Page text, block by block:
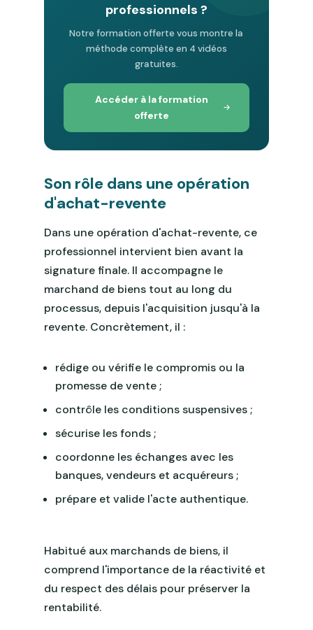
professionnels ?
Notre formation offerte vous montre la
méthode complète en 4 vidéos
gratuites.
Accéder à la formation
offerte
Son rôle dans une opération
d'achat-revente
Dans une opération d'achat-revente, ce
professionnel intervient bien avant la
signature finale. Il accompagne le
marchand de biens tout au long du
processus, depuis l'acquisition jusqu'à la
revente. Concrètement, il :
rédige ou vérifie le compromis ou la
promesse de vente ;
contrôle les conditions suspensives ;
sécurise les fonds ;
coordonne les échanges avec les
banques, vendeurs et acquéreurs ;
prépare et valide l'acte authentique.
Habitué aux marchands de biens, il
comprend l'importance de la réactivité et
du respect des délais pour préserver la
rentabilité.